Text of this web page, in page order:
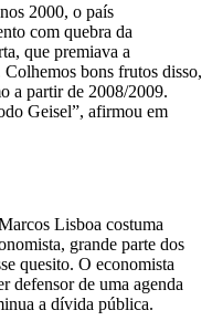
2000, o país
com quebra da
que premiava a
bons frutos disso,
a partir de 2008/2009.
Geisel”, afirmou em
Lisboa costuma
grande parte dos
quesito. O economista
defensor de uma agenda
a dívida pública.